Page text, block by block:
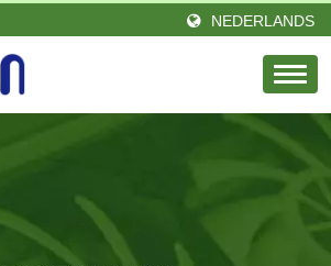
NEDERLANDS